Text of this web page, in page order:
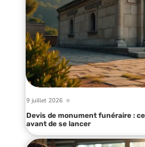
9 juillet 2026
Devis de monument funéraire :
avant de se lancer